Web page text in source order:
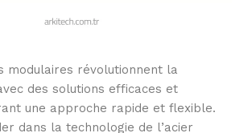
modulaires révolutionnent la
des solutions efficaces et
une approche rapide et flexible.
dans la technologie de l’acier